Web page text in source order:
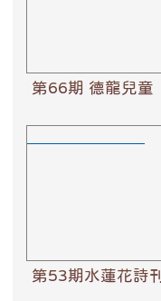
第66期 德龍兒童
第53期水蓮花詩刊